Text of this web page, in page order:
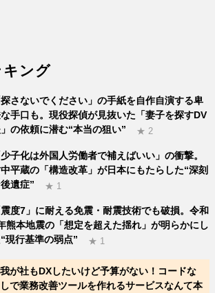
キング
探さないでください」の手紙を自作自演する卑
手口も。現役探偵が見抜いた「妻子を探すDV
の依頼に潜む“本当の狙い”
★ 2
少子化は外国人労働者で補えばいい」の衝撃。
平蔵の「構造改革」が日本にもたらした“深刻
遺症”
★ 1
震度7」に耐える免震・耐震技術でも破損。令和
熊本地震の「想定を超えた揺れ」が明らかにし
現行基準の弱点”
★ 1
我が社もDXしたいけど予算がない！コードな
しで業務改善ツールを作れるサービスなんて本